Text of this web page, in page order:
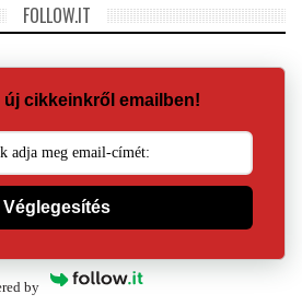
FOLLOW.IT
új cikkeinkről emailben!
Véglegesítés
by